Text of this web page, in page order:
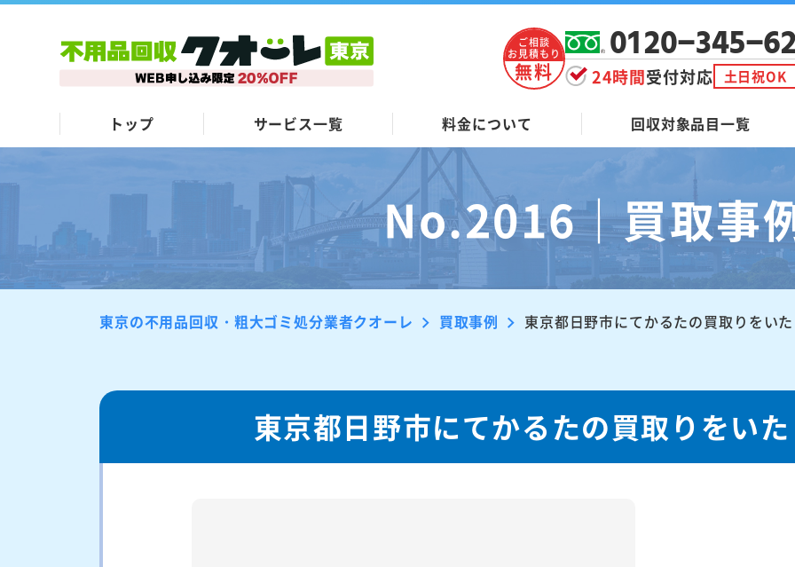
ご相談
お見積もり
無料
0120-345-
24時間受付対応 土日祝OK
トップ サービス一覧 料金について 回収対象品目一覧
No.2016｜買取事
東京の不用品回収・粗大ゴミ処分業者クオーレ 買取事例 東京都日野市にてかるたの買取りをい
東京都日野市にてかるたの買取りをい